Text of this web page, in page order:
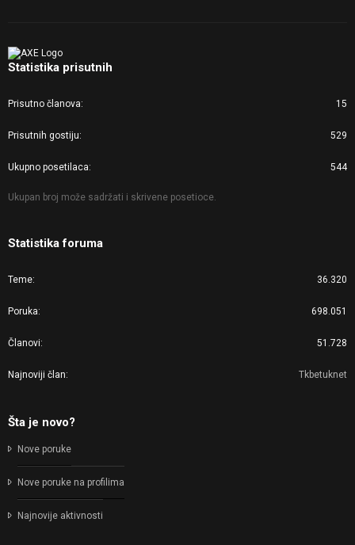
Statistika prisutnih
Prisutno članova 15
Prisutnih gostiju 529
Ukupno posetilaca 544
Ukupan broj može sadržati i skrivene posetioce.
Statistika foruma
Teme 36.320
Poruka 698.051
Članovi 51.728
Najnoviji član Tkbetuknet
Šta je novo?
Nove poruke
Nove poruke na profilima
Najnovije aktivnosti